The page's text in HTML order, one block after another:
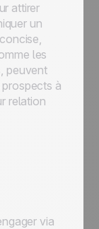
attirer
un
les
peuvent
à
relation
via